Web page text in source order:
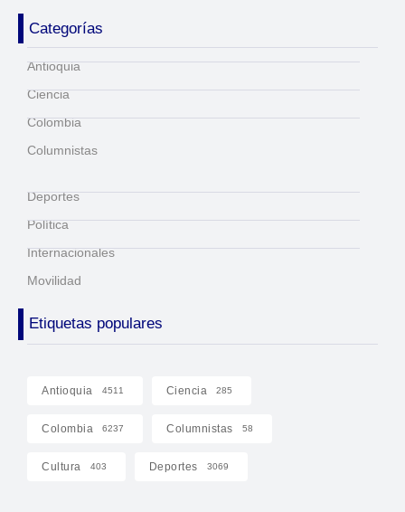
Categorías
Antioquia
Ciencia
Colombia
Columnistas
Deportes
Política
Internacionales
Movilidad
Etiquetas populares
Antioquia 4511 Ciencia 285
Colombia 6237 Columnistas 58
Cultura 403 Deportes 3069